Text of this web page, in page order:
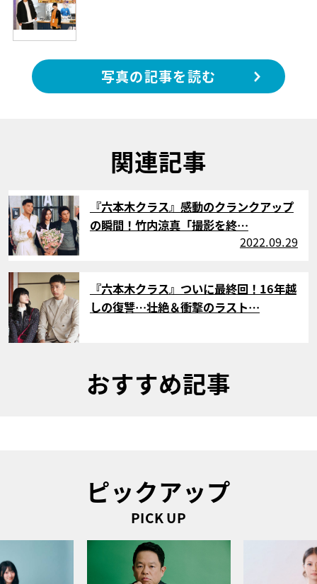
写真の記事を読む
関連記事
サムネイル
『六本木クラス』感動のクランクアップ
の瞬間！竹内涼真「撮影を終…
2022.09.29
サムネイル
『六本木クラス』ついに最終回！16年越
しの復讐…壮絶＆衝撃のラスト…
おすすめ記事
ピックアップ
PICK UP